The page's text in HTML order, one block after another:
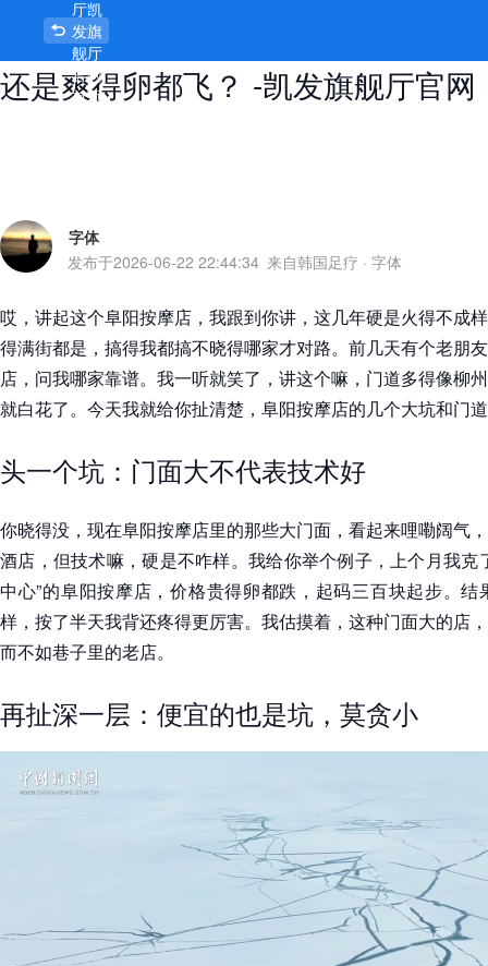
阜阳按摩店到底值不值？贵得卵都跌
还是爽得卵都飞？ -凯发旗舰厅官网
厅凯
发旗
舰厅
官网
首页
字体
发布于2026-06-22 22:44:34 来自韩国足疗 · 字体
哎，讲起这个阜阳按摩店，我跟到你讲，这几年硬是火得不成
得满街都是，搞得我都搞不晓得哪家才对路。前几天有个老朋
店，问我哪家靠谱。我一听就笑了，讲这个嘛，门道多得像柳
就白花了。今天我就给你扯清楚，阜阳按摩店的几个大坑和门
头一个坑：门面大不代表技术好
你晓得没，现在阜阳按摩店里的那些大门面，看起来哩嘞阔气
酒店，但技术嘛，硬是不咋样。我给你举个例子，上个月我克
中心”的阜阳按摩店，价格贵得卵都跌，起码三百块起步。
样，按了半天我背还疼得更厉害。我估摸着，这种门面大的店
而不如巷子里的老店。
再扯深一层：便宜的也是坑，莫贪小